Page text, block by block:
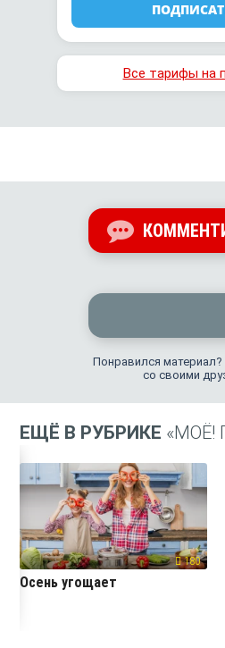
Все тарифы на
Понравился
со своими
ЕЩЁ В РУБРИКЕ «МОЁ!
180
Осень угощает